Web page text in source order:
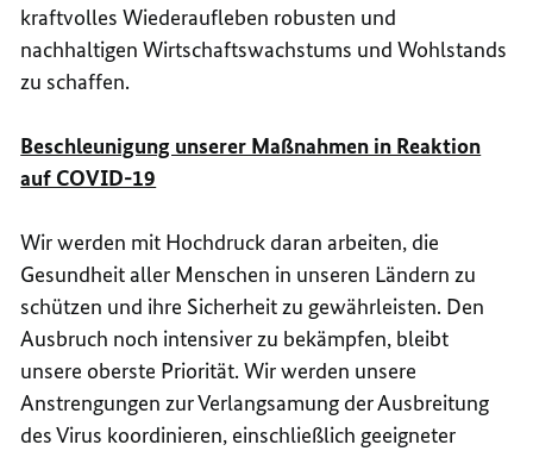
kraftvolles Wiederaufleben robusten und
nachhaltigen Wirtschaftswachstums und Wohlstands
zu schaffen.
Beschleunigung unserer Maßnahmen in Reaktion
auf COVID-19
Wir werden mit Hochdruck daran arbeiten, die
Gesundheit aller Menschen in unseren Ländern zu
schützen und ihre Sicherheit zu gewährleisten. Den
Ausbruch noch intensiver zu bekämpfen, bleibt
unsere oberste Priorität. Wir werden unsere
Anstrengungen zur Verlangsamung der Ausbreitung
des Virus koordinieren, einschließlich geeigneter